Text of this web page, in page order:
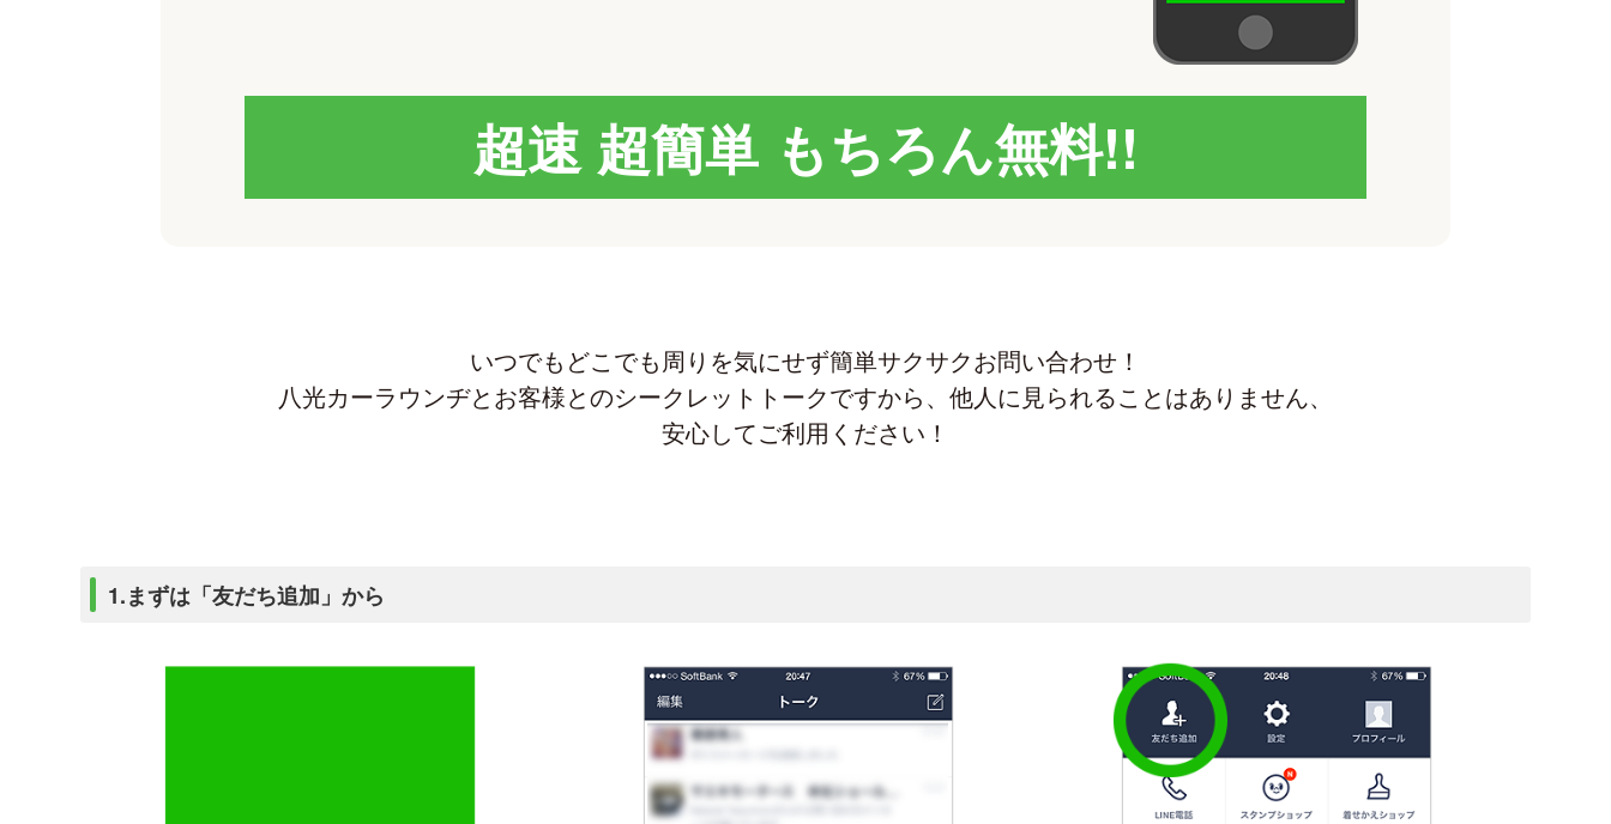
超速 超簡単 もちろん無料!!
いつでもどこでも周りを気にせず簡単サクサクお問い合わせ！
八光カーラウンヂとお客様とのシークレットトークですから、他人に見られることはありません、
安心してご利用ください！
1.まずは「友だち追加」から